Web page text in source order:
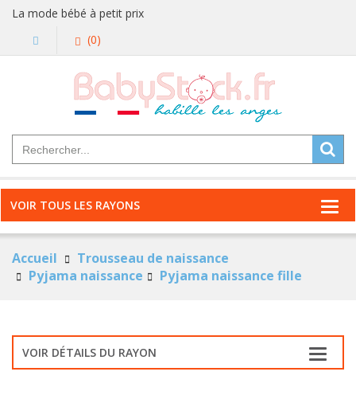
La mode bébé à petit prix
(0)
VOIR TOUS LES RAYONS
Accueil
Trousseau de naissance
Pyjama naissance
Pyjama naissance fille
VOIR DÉTAILS DU RAYON